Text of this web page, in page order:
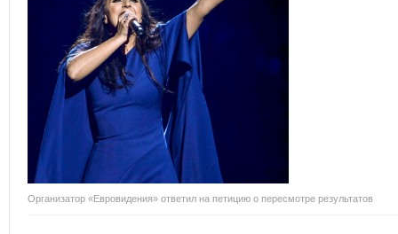
Организатор «Евровидения» ответил на петицию о пересмотре результатов